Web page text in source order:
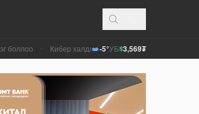
Кибер халдлага, зөрчлийг E-Mongolia системээр
-5°УБ$3,569₮